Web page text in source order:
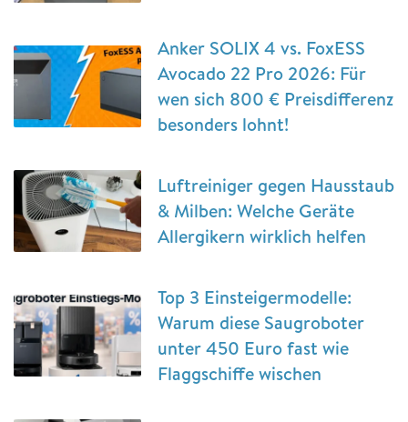
Anker SOLIX 4 vs. FoxESS
Avocado 22 Pro 2026: Für
wen sich 800 € Preisdifferenz
besonders lohnt!
Luftreiniger gegen Hausstaub
& Milben: Welche Geräte
Allergikern wirklich helfen
Top 3 Einsteigermodelle:
Warum diese Saugroboter
unter 450 Euro fast wie
Flaggschiffe wischen